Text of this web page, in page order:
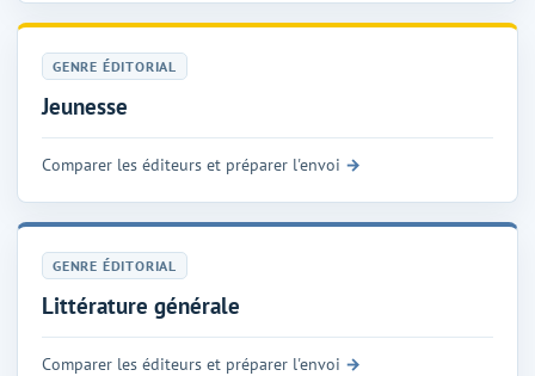
GENRE ÉDITORIAL
Jeunesse
Comparer les éditeurs et préparer l'envoi
GENRE ÉDITORIAL
Littérature générale
Comparer les éditeurs et préparer l'envoi